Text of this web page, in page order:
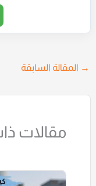
→ المقالة السابقة
مقالات